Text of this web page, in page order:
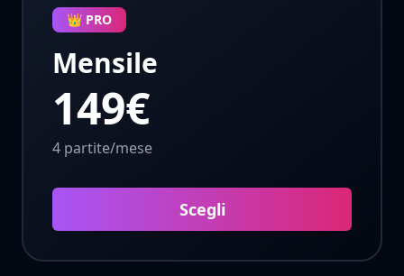
👑 PRO
Mensile
149€
4 partite/mese
Scegli